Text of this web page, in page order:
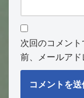
次回のコメン
前、メールアド